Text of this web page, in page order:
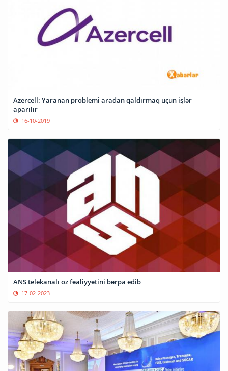
Azercell: Yaranan problemi aradan qaldırmaq üçün işlər
aparılır
16-10-2019
ANS telekanalı öz fəaliyyətini bərpa edib
17-02-2023